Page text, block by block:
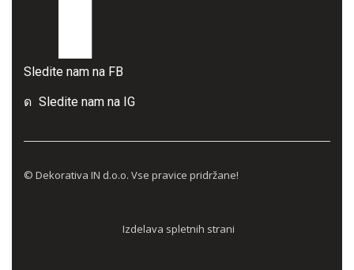
Sledite nam na FB
Sledite nam na IG
© Dekorativa IN d.o.o. Vse pravice pridržane!
Izdelava spletnih strani